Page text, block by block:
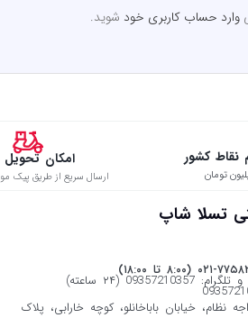
وارد حساب کاربری خود شوید.
نقاط کشور امکان تحویل
ارسال سریع از طریق پیک
اینترنتی تسلا
(۲۴ ساعته)
خواجه نظام، خیابان باباخانلو، کوچه خارابی، پلاک